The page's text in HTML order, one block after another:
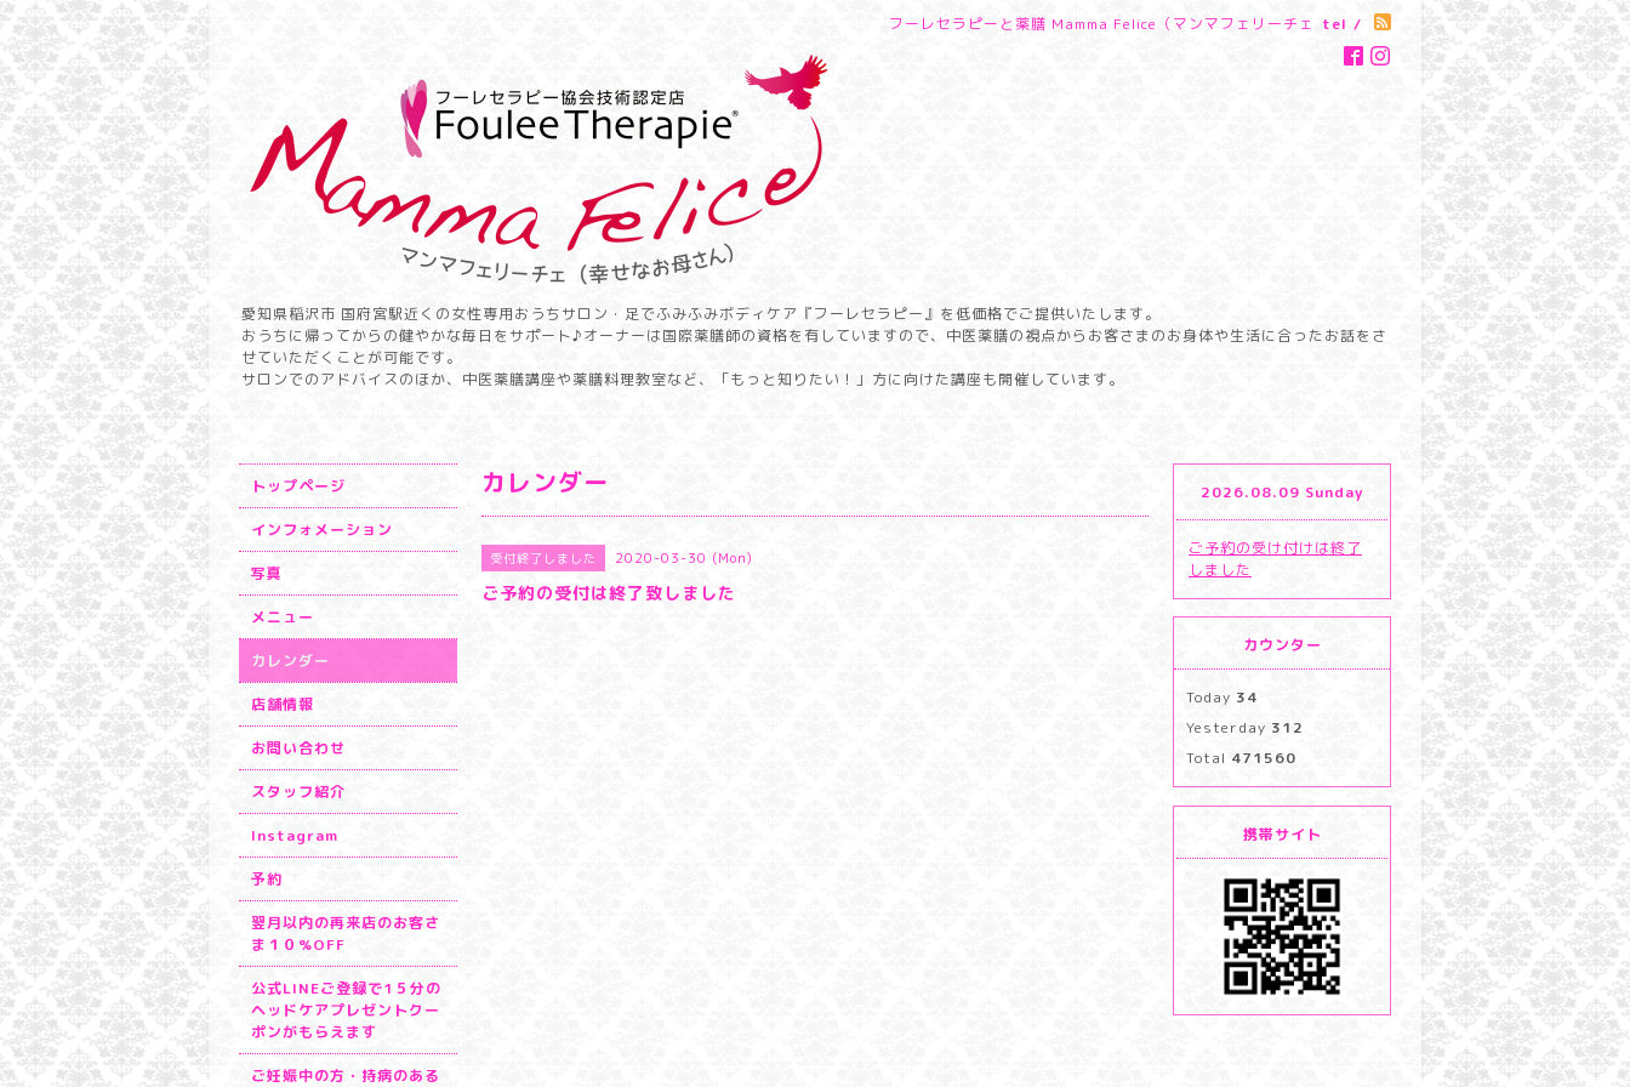
フーレセラピーと薬膳 Mamma Felice（マンマフェリーチェ tel /
愛知県稲沢市 国府宮駅近くの女性専用おうちサロン・足でふみふみボディケア『フーレセラピー』を低価格でご提供いたします。
おうちに帰ってからの健やかな毎日をサポート♪オーナーは国際薬膳師の資格を有していますので、中医薬膳の視点からお客さまのお身体や生活に合ったお話をさ
せていただくことが可能です。
サロンでのアドバイスのほか、中医薬膳講座や薬膳料理教室など、「もっと知りたい！」方に向けた講座も開催しています。
カレンダー
受付終了しました 2020-03-30 (Mon)
ご予約の受付は終了致しました
トップページ
インフォメーション
写真
メニュー
カレンダー
店舗情報
お問い合わせ
スタッフ紹介
Instagram
予約
翌月以内の再来店のお客さ
ま１０%OFF
公式LINEご登録で1５分の
ヘッドケアプレゼントクー
ポンがもらえます
ご妊娠中の方・持病のある
2026.08.09 Sunday
ご予約の受け付けは終了
しました
カウンター
Today 34
Yesterday 312
Total 471560
携帯サイト